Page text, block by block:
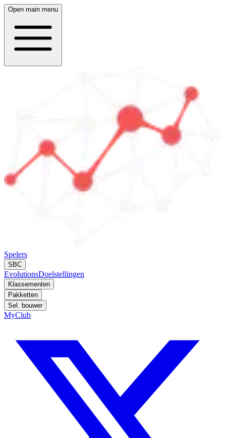
Open main menu
Spelers
SBC
EvolutionsDoelstellingen
Klassementen
Pakketten
Sel. bouwer
MyClub